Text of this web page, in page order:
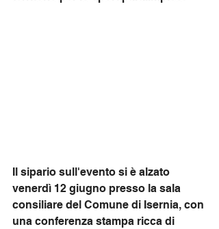
Il sipario sull'evento si è alzato
venerdì 12 giugno presso la sala
consiliare del Comune di Isernia, con
una conferenza stampa ricca di